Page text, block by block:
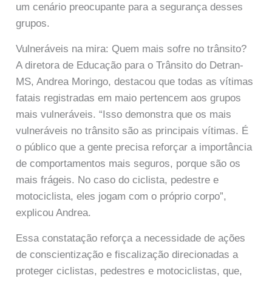
um cenário preocupante para a segurança desses
grupos.
Vulneráveis na mira: Quem mais sofre no trânsito?
A diretora de Educação para o Trânsito do Detran-
MS, Andrea Moringo, destacou que todas as vítimas
fatais registradas em maio pertencem aos grupos
mais vulneráveis. “Isso demonstra que os mais
vulneráveis no trânsito são as principais vítimas. É
o público que a gente precisa reforçar a importância
de comportamentos mais seguros, porque são os
mais frágeis. No caso do ciclista, pedestre e
motociclista, eles jogam com o próprio corpo”,
explicou Andrea.
Essa constatação reforça a necessidade de ações
de conscientização e fiscalização direcionadas a
proteger ciclistas, pedestres e motociclistas, que,